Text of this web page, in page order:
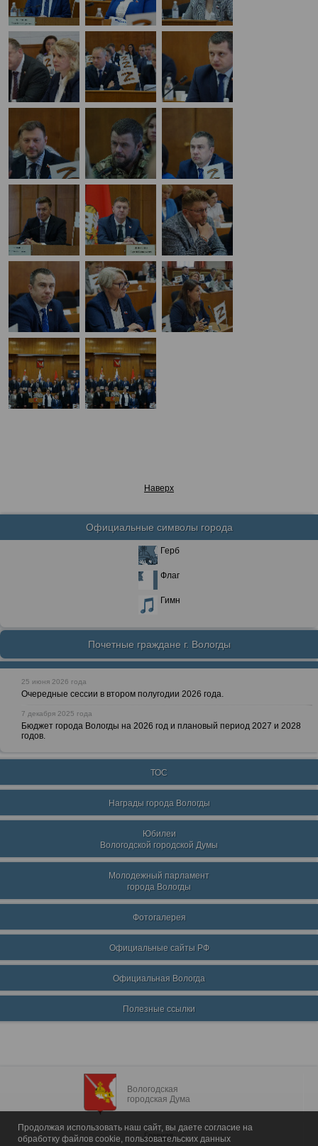
Наверх
Официальные символы города
Герб
Флаг
Гимн
Почетные граждане г. Вологды
25 июня 2026 года
Очередные сессии в втором полугодии 2026 года.
7 декабря 2025 года
Бюджет города Вологды на 2026 год и плановый период 2027 и 2028
годов.
ТОС
Награды города Вологды
Юбилеи
Вологодской городской Думы
Молодежный парламент
города Вологды
Фотогалерея
Официальные сайты РФ
Официальная Вологда
Полезные ссылки
Вологодская
городская Дума
Главная
Продолжая использовать наш сайт, вы даете согласие на
обработку файлов cookie, пользовательских данных